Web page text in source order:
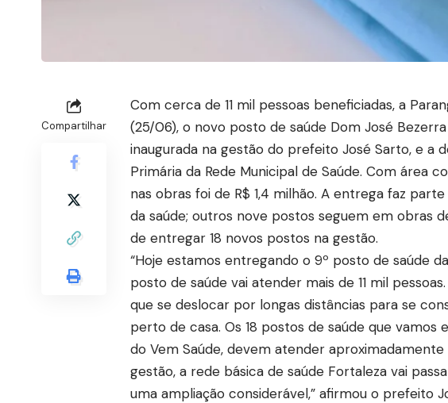
Compartilhar
Com cerca de 11 mil pessoas beneficiadas, a
(25/06), o novo posto de saúde Dom José
inaugurada na gestão do prefeito José Sarto, e a
Primária da Rede Municipal de Saúde. Com área
nas obras foi de R$ 1,4 milhão. A entrega faz
da saúde; outros nove postos seguem em obras
de entregar 18 novos postos na gestão.
“Hoje estamos entregando o 9º posto de saúde
posto de saúde vai atender mais de 11 mil
que se deslocar por longas distâncias para se
perto de casa. Os 18 postos de saúde que
do Vem Saúde, devem atender
gestão, a rede básica de saúde Fortaleza vai
uma ampliação considerável,” afirmou o prefeito